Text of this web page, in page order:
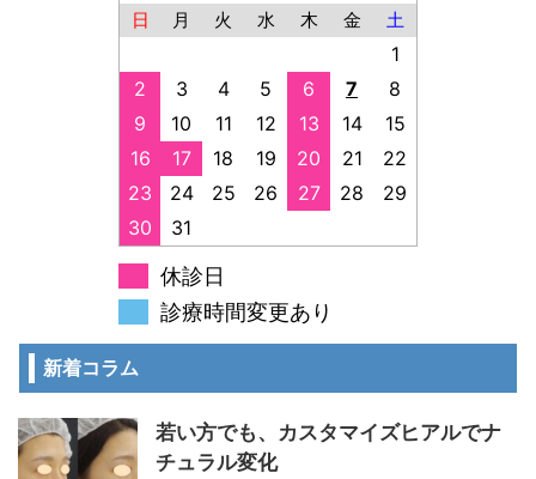
日 月 火 水 木 金 土
1
2
3 4 5 6 7
8
9
10 11 12 13 14
15
16
17 18 19 20 21
22
23
24 25 26 27 28
29
30
31
休診日
診療時間変更あり
新着コラム
若い方でも、カスタマイズヒアルでナ
チュラル変化